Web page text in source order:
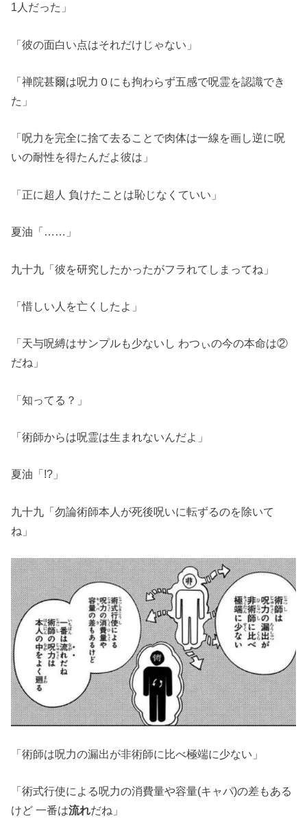
1人だった」
「彼の面白い点はそれだけじゃない」
「禅院甚爾は呪力０にも拘わらず五感で呪霊を認識でき
た」
「呪力を完全に捨て去ることで肉体は一線を画し逆に呪
いの耐性を得たんだよ彼は」
「正に超人 負けたことは恥じなくていい」
夏油「……」
九十九「彼を研究したかったがフラれてしまってね」
「惜しい人を亡くしたよ」
「天与呪縛はサンプルも少ないし わつぃの今の本命は②
だね」
「知ってる？」
「術師からは呪霊は生まれないんだよ」
夏油「!?」
九十九「勿論術師本人が死後呪いに転ずるのを除いて
ね」
「術師は呪力の漏出が非術師に比べ極端に少ない」
「術式行使による呪力の消費量や容量(キャパ)の差もある
けど 一番は流れだね」